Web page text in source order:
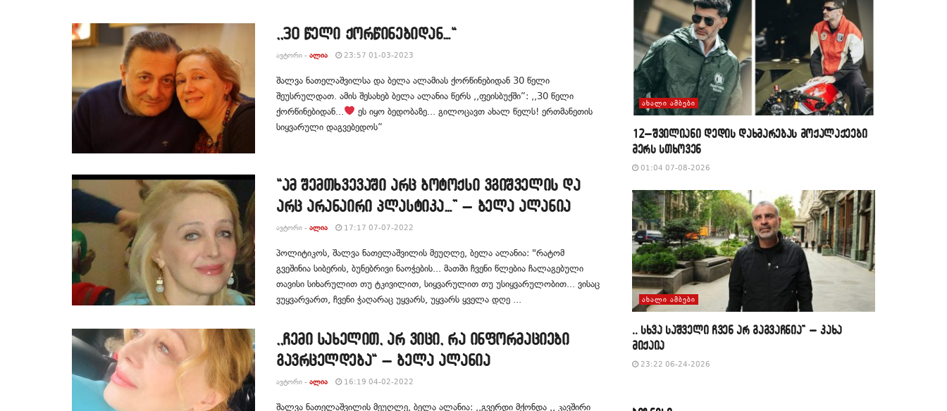
,,30 წელი ქორწინებიდან…“
ᲐᲕᲢᲝᲠᲘ - ᲐᲚᲘᲐ 23:57 01-03-2023
შალვა ნათელაშვილსა და ბელა ალამიას ქორწინებიდან 30 წელი
შეუსრულდათ. ამის შესახებ ბელა ალანია წერს ,,ფეისბუქში”: ,,30 წელი
ქორწინებიდან...
ეს იყო ბედობაზე... გილოცავთ ახალ წელს! ერთმანეთის
სიყვარული დაგვებედოს”
“ამ შემთხვევაში არც ბოტოქსი ვგიშველის და
არც არანაირი პლასტიკა…” – ბელა ალანია
ᲐᲕᲢᲝᲠᲘ - ᲐᲚᲘᲐ 17:17 07-07-2022
პოლიტიკოს, შალვა ნათელაშვილის მეუღლე, ბელა ალანია: "რატომ
გვეშინია სიბერის, ბუნებრივი ნაოჭების... მათში ჩვენი წლებია ჩალაგებული
თავისი სიხარულით თუ ტკივილით, სიყვარულით თუ უსიყვარულობით... ვისაც
ვუყვარვართ, ჩვენი ჭაღარაც უყვარს, უყვარს ყველა დღე ...
,,ჩემი სახელით, არ ვიცი, რა ინფორმაციები
გავრცელდება“ – ბელა ალანია
ᲐᲕᲢᲝᲠᲘ - ᲐᲚᲘᲐ 16:19 04-02-2022
შალვა ნათელაშვილის მეუღლე, ბელა ალანია: ,,გვერდი მქონდა ,, კავშირი
ᲐᲮᲐᲚᲘ ᲐᲛᲑᲔᲑᲘ
12–შვილიანი დედის დახმარებას მოქალაქეები
მერს სთხოვენ
01:04 07-08-2026
ᲐᲮᲐᲚᲘ ᲐᲛᲑᲔᲑᲘ
,, სხვა საშველი ჩვენ არ გაგვაჩნია” – კახა
მიქაია
23:22 06-24-2026